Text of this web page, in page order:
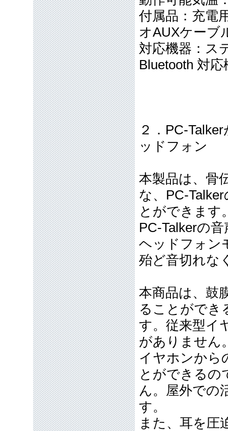
付属品：充電
オAUXケーブ
対応機器：ス
Bluetooth 対応
２．PC-
ッドフォン
本製品は、骨
な、PC-
とができます
PC-Talkerの
ヘッドフォン
殆ど音切れな
本商品は、鼓
ることができ
す。従来型イ
がありません
イヤホンから
とができるの
ん。屋外での
す。
また、耳を圧